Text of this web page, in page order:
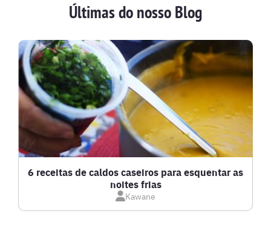
BATIDAS
BEBIDAS E DRINKS
BISCOITOS
BOLOS E TORTAS
CALDOS
CARNE BOVINA
Últimas do nosso Blog
6 receitas de caldos caseiros para esquentar as
noites frias
Kawane